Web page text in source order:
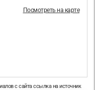
Посмотреть на карте
с сайта ссылка на источник